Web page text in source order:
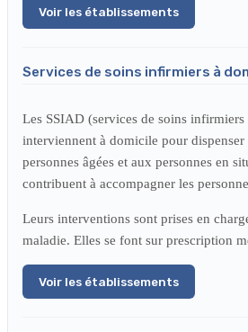
Voir les établissements
Services de soins infirmiers à
Les SSIAD (services de soins
interviennent à domicile pour dispenser
personnes âgées et aux personnes en
contribuent à accompagner les
Leurs interventions sont prises en
maladie. Elles se font sur prescription
Voir les établissements